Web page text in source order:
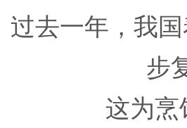
过去一年，我
步
这为烹饪人